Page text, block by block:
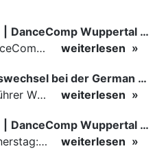
DanceComp Wuppertal 2026
Am zweiten Tag der danceComp starteten die Turniere im großen Saal. Den Auftakt machte das größte Feld des Wochenendes: Im WDSF Open Senior III Standard gingen 141 Paare aufs Parkett.
weiterlesen
Generationswechsel bei der German Open Championships…
Langjähriger Geschäftsführer Wilfried Scheible übergibt Verantwortung an Stephen Harnisch und Bernd Roßnagel Stuttgart, den 30. Juni 2026.
weiterlesen
DanceComp Wuppertal 2026
Zum ersten Mal am Donnerstag: erster Tag der danceComp
weiterlesen